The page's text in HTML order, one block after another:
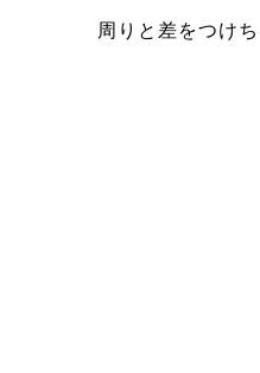
周りと差をつけ